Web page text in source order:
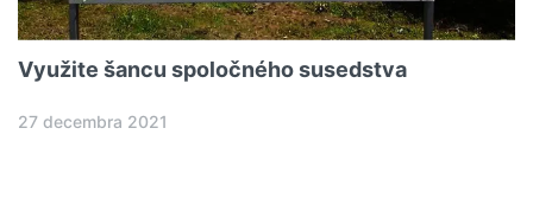
Využite šancu spoločného susedstva
27 decembra 2021